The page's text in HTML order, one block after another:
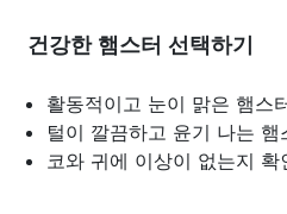
건강한 햄스터 선택하기
활동적이고 눈이 맑은 햄스
털이 깔끔하고 윤기 나는 햄
코와 귀에 이상이 없는지 확